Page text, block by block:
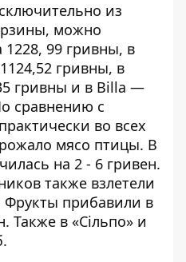
из
можно
1228, 99 гривны, в
гривны, в
гривны и в Billa —
сравнению с
во всех
мясо птицы. В
на 2 - 6 гривен.
также взлетели
прибавили в
Также в «Сільпо» и